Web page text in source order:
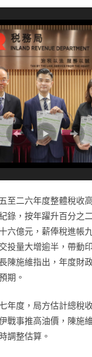
至二六年度整體稅收
錄，按年躍升百分之
六億元，薪俸稅進帳
投量大增逾半，帶動
陳施維指出，年度財
期。
年度，局方估計總稅
戰事推高油價，陳施
調整估算。